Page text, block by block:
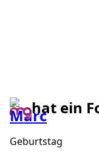
hat ein
Geburtstag